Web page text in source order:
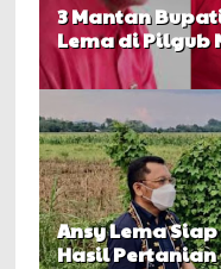
3 Mantan
Lema di Pilgub
Ansy Lema
Hasil Pertanian